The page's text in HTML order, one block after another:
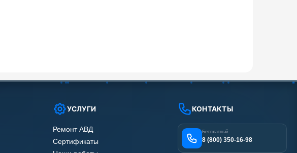
УСЛУГИ
Ремонт АВД
Сертификаты
КОНТАКТЫ
Бесплатный
8 (800) 350-16-98